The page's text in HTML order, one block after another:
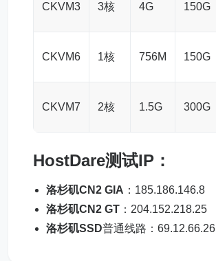
CKVM3 3核 4G 150G
CKVM6 1核 756M 150G
CKVM7 2核 1.5G 300G
HostDare测试IP ：
洛杉矶CN2 GIA ：185.186.146.8
洛杉矶CN2 GT ：204.152.218.25
洛杉矶SSD普通线路：69.12.66.26